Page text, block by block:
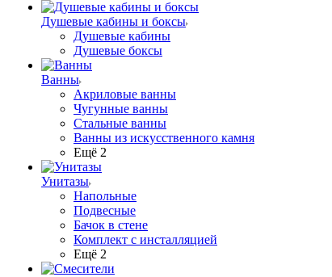
Душевые кабины и боксы
Душевые кабины
Душевые боксы
Ванны
Акриловые ванны
Чугунные ванны
Стальные ванны
Ванны из искусственного камня
Ещё 2
Унитазы
Напольные
Подвесные
Бачок в стене
Комплект с инсталляцией
Ещё 2